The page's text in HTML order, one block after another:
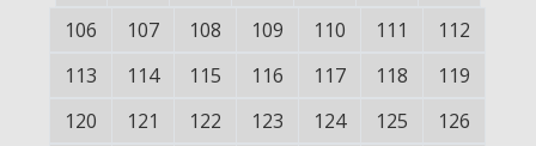
106
107 108 109 110 111
112
113
114 115 116 117 118
119
120
121 122 123 124 125
126